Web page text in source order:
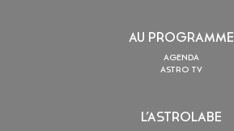
AU PROGRAMME
AGENDA
ASTRO TV
L’ASTROLABE